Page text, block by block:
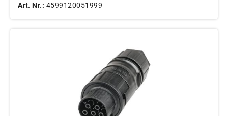
Art. Nr.: 4599120051999